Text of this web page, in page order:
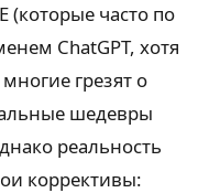
(которые часто по
ChatGPT, хотя
грезят о
шедевры
реальность
коррективы: